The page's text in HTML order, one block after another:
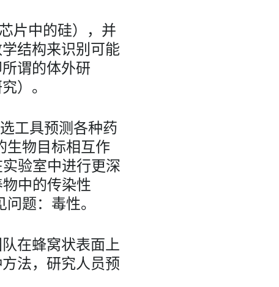
片中的硅），并
结构来识别可能
谓的体外研
）。
工具预测各种药
生物目标相互作
验室中进行更深
中的传染性
题：毒性。
在蜂窝状表面上
法，研究人员预